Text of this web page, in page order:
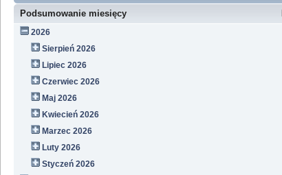
Podsumowanie miesięcy
2026
Sierpień 2026
Lipiec 2026
Czerwiec 2026
Maj 2026
Kwiecień 2026
Marzec 2026
Luty 2026
Styczeń 2026